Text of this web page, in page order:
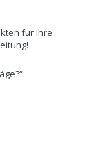
für Ihre